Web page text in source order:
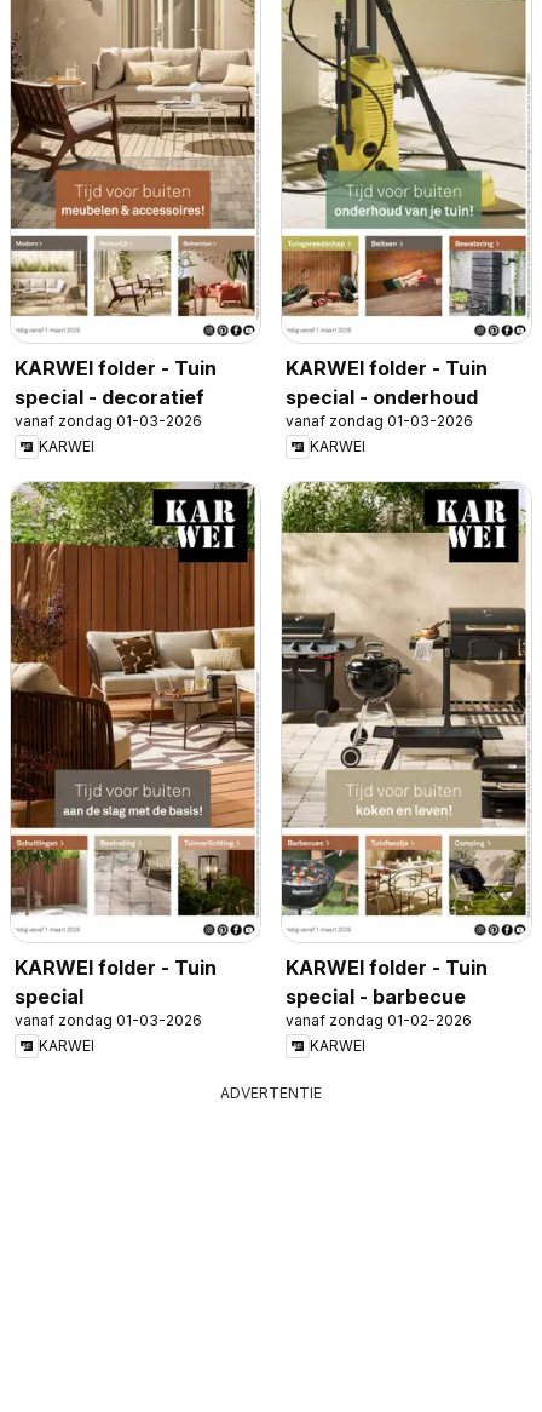
KARWEI folder - Tuin
special - decoratief
vanaf zondag 01-03-2026
KARWEI
KARWEI folder - Tuin
special - onderhoud
vanaf zondag 01-03-2026
KARWEI
KARWEI folder - Tuin
special
vanaf zondag 01-03-2026
KARWEI
KARWEI folder - Tuin
special - barbecue
vanaf zondag 01-02-2026
KARWEI
ADVERTENTIE